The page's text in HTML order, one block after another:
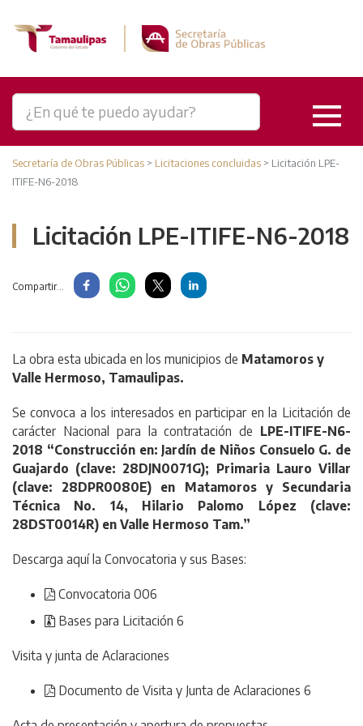
Secretaría de Obras Públicas > Licitaciones concluidas > Licitación LPE-
ITIFE-N6-2018
Licitación LPE-ITIFE-N6-2018
Compartir...
La obra esta ubicada en los municipios de Matamoros y
Valle Hermoso, Tamaulipas.
Se convoca a los interesados en participar en la Licitación de
carácter Nacional para la contratación de LPE-ITIFE-N6-
2018 “Construcción en: Jardín de Niños Consuelo G. de
Guajardo (clave: 28DJN0071G); Primaria Lauro Villar
(clave: 28DPR0080E) en Matamoros y Secundaria
Técnica No. 14, Hilario Palomo López (clave:
28DST0014R) en Valle Hermoso Tam.”
Descarga aquí la Convocatoria y sus Bases:
Convocatoria 006
Bases para Licitación 6
Visita y junta de Aclaraciones
Documento de Visita y Junta de Aclaraciones 6